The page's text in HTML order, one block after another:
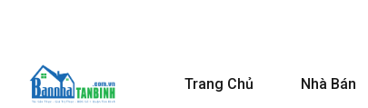
Trang Chủ Nhà Bán